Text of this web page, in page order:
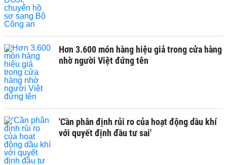
Hơn 3.600 món hàng hiệu giả trong cửa hàng
nhờ người Việt đứng tên
'Cần phân định rủi ro của hoạt động dầu khí
với quyết định đầu tư sai'